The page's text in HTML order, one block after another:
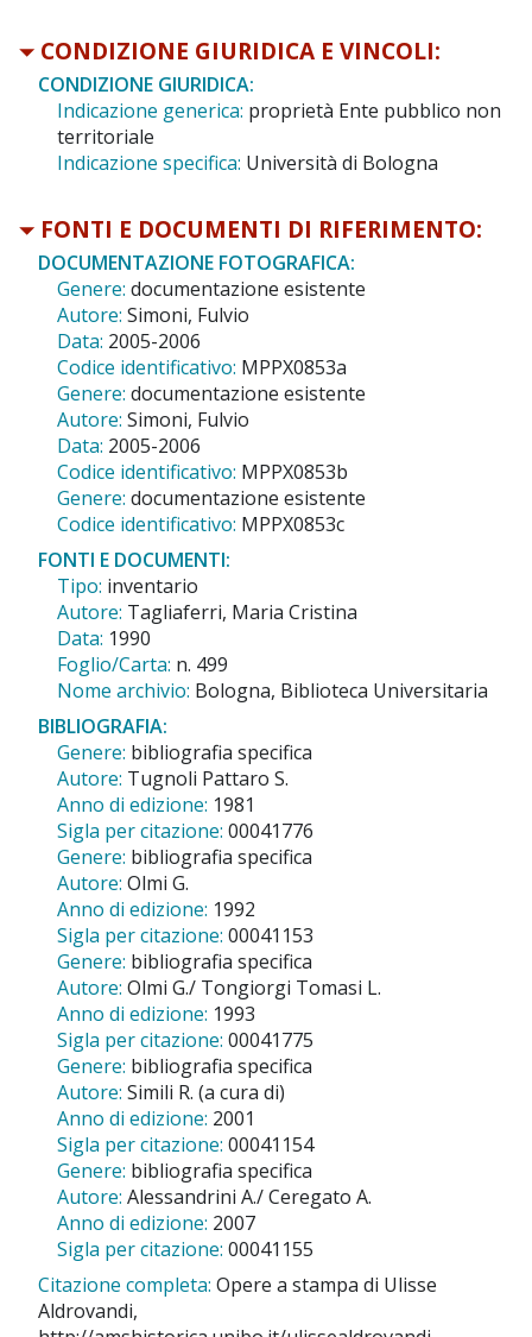
CONDIZIONE GIURIDICA E VINCOLI:
CONDIZIONE GIURIDICA:
Indicazione generica: proprietà Ente pubblico non
territoriale
Indicazione specifica: Università di Bologna
FONTI E DOCUMENTI DI RIFERIMENTO:
DOCUMENTAZIONE FOTOGRAFICA:
Genere: documentazione esistente
Autore: Simoni, Fulvio
Data: 2005-2006
Codice identificativo: MPPX0853a
Genere: documentazione esistente
Autore: Simoni, Fulvio
Data: 2005-2006
Codice identificativo: MPPX0853b
Genere: documentazione esistente
Codice identificativo: MPPX0853c
FONTI E DOCUMENTI:
Tipo: inventario
Autore: Tagliaferri, Maria Cristina
Data: 1990
Foglio/Carta: n. 499
Nome archivio: Bologna, Biblioteca Universitaria
BIBLIOGRAFIA:
Genere: bibliografia specifica
Autore: Tugnoli Pattaro S.
Anno di edizione: 1981
Sigla per citazione: 00041776
Genere: bibliografia specifica
Autore: Olmi G.
Anno di edizione: 1992
Sigla per citazione: 00041153
Genere: bibliografia specifica
Autore: Olmi G./ Tongiorgi Tomasi L.
Anno di edizione: 1993
Sigla per citazione: 00041775
Genere: bibliografia specifica
Autore: Simili R. (a cura di)
Anno di edizione: 2001
Sigla per citazione: 00041154
Genere: bibliografia specifica
Autore: Alessandrini A./ Ceregato A.
Anno di edizione: 2007
Sigla per citazione: 00041155
Citazione completa: Opere a stampa di Ulisse
Aldrovandi,